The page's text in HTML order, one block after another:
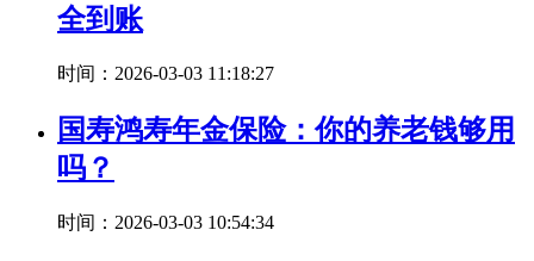
全到账
时间：2026-03-03 11:18:27
国寿鸿寿年金保险：你的养老钱够用
吗？
时间：2026-03-03 10:54:34